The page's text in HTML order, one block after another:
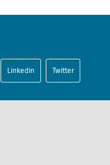
Linkedin Twitter